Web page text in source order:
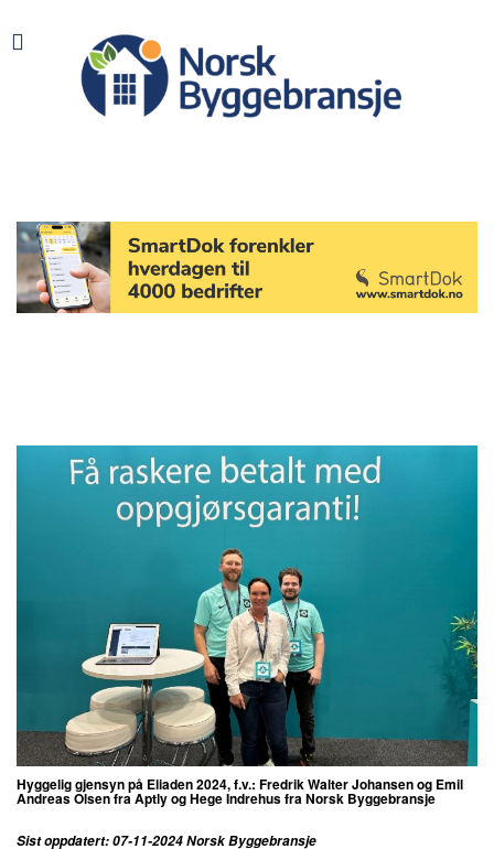
Hyggelig gjensyn på Eliaden 2024, f.v.: Fredrik Walter Johansen og Emil
Andreas Olsen fra Aptly og Hege Indrehus fra Norsk Byggebransje
Sist oppdatert: 07-11-2024 Norsk Byggebransje